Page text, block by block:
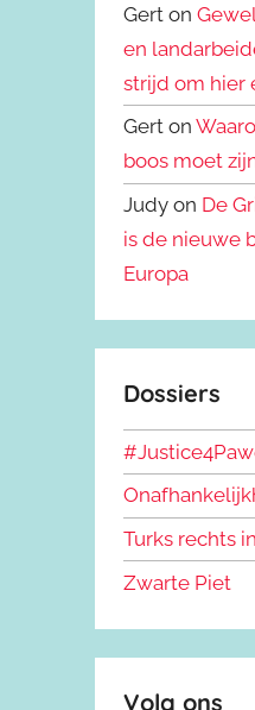
Gert on
en
strijd om hier
Gert on
boos moet
Judy on De
is de nieuwe
Europa
Dossiers
Turks rechts
Zwarte Piet
Volg ons